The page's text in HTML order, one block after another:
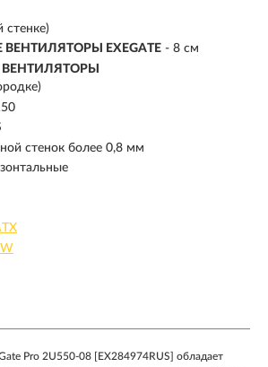
стенке)
EXEGATE - 8 см
стенок более 0,8 мм
Pro 2U550-08 [EX284974RUS] обладает